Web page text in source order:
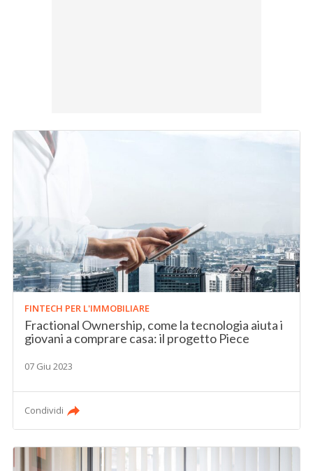
FINTECH PER L'IMMOBILIARE
Fractional Ownership, come la tecnologia aiuta i
giovani a comprare casa: il progetto Piece
07 Giu 2023
Condividi